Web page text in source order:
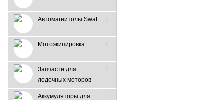
Автомагнитолы Swat
Мотоэкипировка
Запчасти для
лодочных моторов
Аккумуляторы для